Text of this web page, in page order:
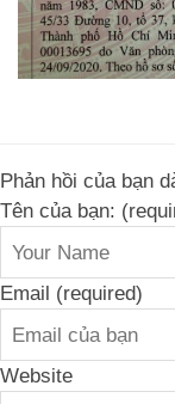
Phản hồi của bạn
Tên của bạn:
Email (required)
Website